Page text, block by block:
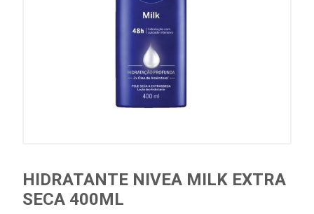
HIDRATANTE NIVEA MILK EXTRA
SECA 400ML